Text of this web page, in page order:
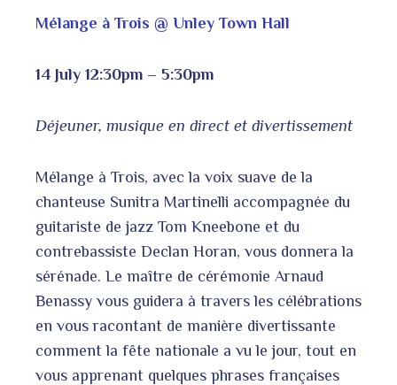
Mélange à Trois @ Unley Town Hall
14 July 12:30pm – 5:30pm
Déjeuner, musique en direct et divertissement
Mélange à Trois, avec la voix suave de la
chanteuse Sunitra Martinelli accompagnée du
guitariste de jazz Tom Kneebone et du
contrebassiste Declan Horan, vous donnera la
sérénade. Le maître de cérémonie Arnaud
Benassy vous guidera à travers les célébrations
en vous racontant de manière divertissante
comment la fête nationale a vu le jour, tout en
vous apprenant quelques phrases françaises